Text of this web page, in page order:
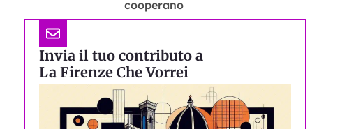
cooperano
Invia il tuo contributo a
La Firenze Che Vorrei